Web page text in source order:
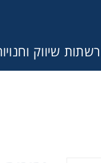
רשתות שיווק
מידע עבור: